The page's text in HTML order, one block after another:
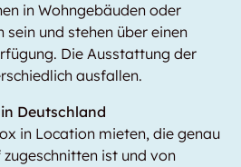
in Wohngebäuden oder
sein und stehen über einen
Die Ausstattung der
ausfallen.
Deutschland
in Location mieten, die genau
ist und von